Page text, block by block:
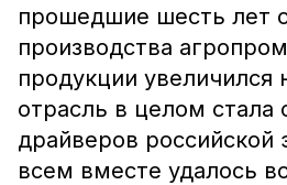
прошедшие шесть лет
производства
продукции увеличился
отрасль в целом стала
драйверов
всем вместе удалось